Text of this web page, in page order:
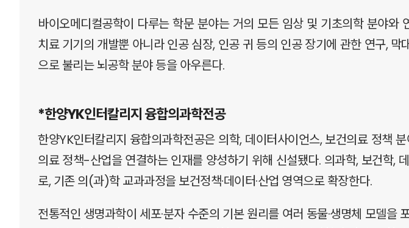
바이오메디컬공학이 다루는 학문 분야는 거의 모든 임상 및 기초의학 분야
치료 기기의 개발뿐 아니라 인공 심장, 인공 귀 등의 인공 장기에 관한 연구,
으로 불리는 뇌공학 분야 등을 아우른다.
*한양YK인터칼리지 융합의과학전공
한양YK인터칼리지 융합의과학전공은 의학, 데이터사이언스, 보건의료 정책
의료 정책-산업을 연결하는 인재를 양성하기 위해 신설됐다. 의과학, 보건학,
로, 기존 의(과)학 교과과정을 보건정책·데이터·산업 영역으로 확장한다.
전통적인 생명과학이 세포·분자 수준의 기본 원리를 여러 동물·생명체 모델